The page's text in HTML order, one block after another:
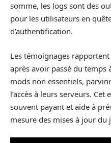
somme, les logs sont des
pour les utilisateurs en
d’authentification.
Les témoignages
après avoir passé du temps
mods non essentiels,
l’accès à leurs serveurs.
souvent payant et aide à
mesure des mises à jour du